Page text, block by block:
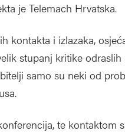
je Telemach Hrvatska.
kontakta i izlazaka,
stupanj kritike
samo su neki od
te kontaktom